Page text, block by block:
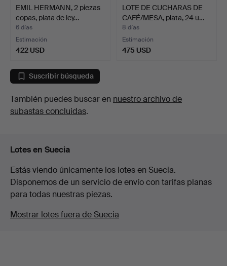
EMIL HERMANN, 2 piezas
copas, plata de ley…
6 días
Estimación
422 USD
LOTE DE CUCHARAS DE
CAFÉ/MESA, plata, 24 u…
8 días
Estimación
475 USD
Suscribir búsqueda
También puedes buscar en nuestro archivo de
subastas concluidas.
Lotes en Suecia
Estás viendo únicamente los lotes en Suecia.
Disponemos de un servicio de envío con tarifas planas
para todas nuestras piezas.
Mostrar lotes fuera de Suecia